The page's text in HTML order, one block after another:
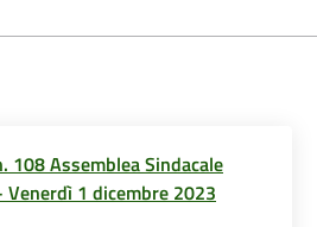
108 Assemblea Sindacale
Venerdì 1 dicembre 2023